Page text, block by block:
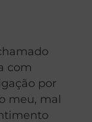
com
por
meu, mal